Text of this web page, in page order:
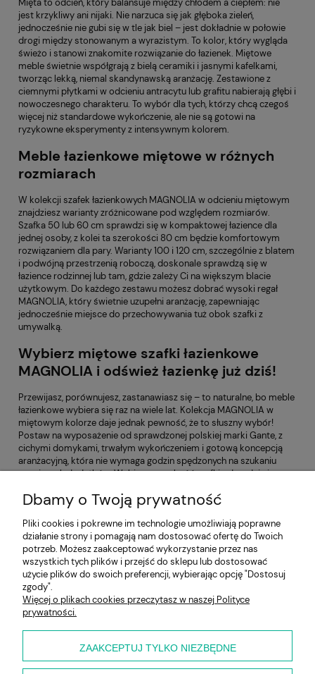
jest krzykliwy ani nijaki. Nie narzuca się jak głęboka zieleń,
jednocześnie nie gubi się w tle jak biel – jest dokładnie w połowie
drogi między stonowanym a wyrazistym. To kolor, który wygląda
świeżo i stanowi znakomite rozwiązanie do łazienek. Miętowe
meble świetnie współgrają z bielą ceramiki i jasnymi kafelkami,
tworząc lekką, niemal skandynawską aranżację. Zestawione z
ciemnymi płytkami w odcieniu antracytu lub grafitu nabierają głębi i
nowoczesnego charakteru. To wybór dla tych, którzy chcą czegoś
więcej niż standardowe wykończenie, ale nie są gotowi na
ryzykowne eksperymenty z intensywnym kolorem.
Meble łazienkowe miętowe w różnych
rozmiarach
W kolekcji szafek łazienkowych MAGNOLIA w odcieniu miętowym
znajdziesz warianty zróżnicowane pod względem rozmiarów.
Szafka 50 lub 60 cm sprawdzi się w kompaktowej łazience dla
jednej osoby, z kolei ta szerokości 80 cm będzie komfortowym
rozwiązaniem dla pary. Warianty 100 i 120 cm, szczególnie z blatem
i podwójną przestrzenią roboczą, doskonale sprawdzą się w
łazience rodzinnej lub tam, gdzie zależy Ci na większym blacie
użytkowym. Do każdego zestawu możesz dobrać wysoki regał
MAGNOLIA, który świetnie uzupełni aranżację, zapewniając
jednocześnie miejsce do przechowywania tuż obok szafki z
umywalką.
Wybierz miętowe szafki łazienkowe
MAGNOLIA i odśwież łazienkę już dziś!
Przewijasz, porównujesz, zastanawiasz się – to naturalne, bo meble
łazienkowe wybiera się raz na wiele lat. Kolekcja MAGNOLIA w
miętowym kolorze daje jednak pewność, że to słuszny wybór!
Postaw na wyposażenie od sprawdzonej polskiej marki Gante, z
cichymi domykami, trwałym wykończeniem i gotową koncepcją
aranżacyjną, która nie wymaga godzin spędzonych na szukaniu
pasujących dodatków. Wybierz szerokość szafki, zdecyduj się na
wyglądać spójnie od pierwszego dnia. Dodaj do koszyka i zacznij
Pomoc
Moje konto
Płatności i dostawa
Dbamy o Twoją prywatność
Pliki cookies i pokrewne im technologie umożliwiają poprawne
działanie strony i pomagają nam dostosować ofertę do Twoich
potrzeb. Możesz zaakceptować wykorzystanie przez nas
wszystkich tych plików i przejść do sklepu lub dostosować
użycie plików do swoich preferencji, wybierając opcję "Dostosuj
zgody".
Więcej o plikach cookies przeczytasz w naszej Polityce
prywatności.
ZAAKCEPTUJ TYLKO NIEZBĘDNE